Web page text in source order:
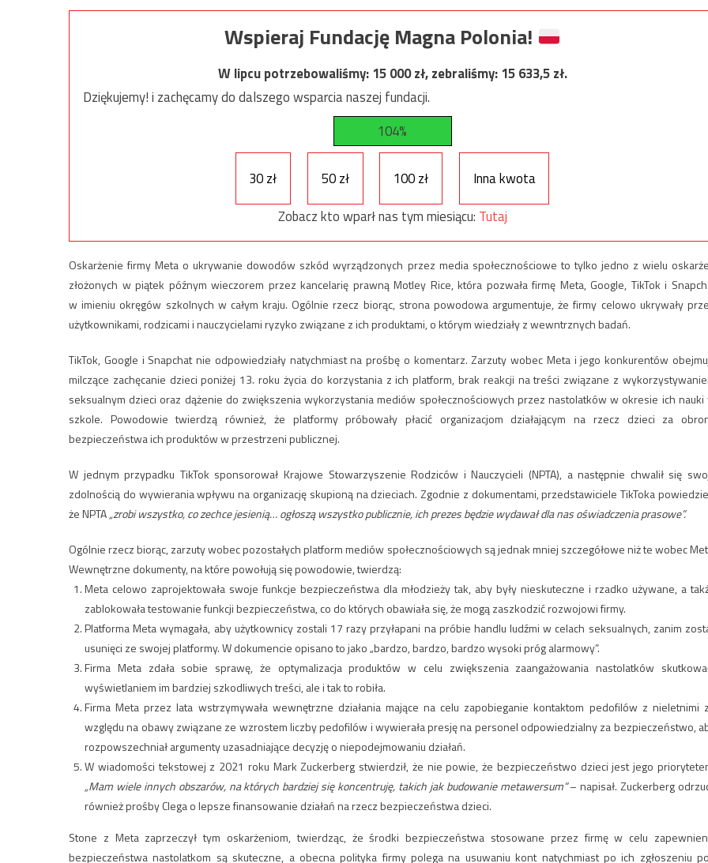
Wspieraj Fundację Magna Polonia!
W lipcu potrzebowaliśmy:15 000zł, zebraliśmy:15 633,5zł.
Dziękujemy! i zachęcamy do dalszego wsparcia naszej fundacji.
104%
30 zł 50 zł 100 zł
Inna kwota
Zobacz kto wparł nas tym miesiącu: Tutaj
Oskarżenie firmy Meta o ukrywanie dowodów szkód wyrządzonych przez media społecznościowe to tylko jedno z wielu
złożonych w piątek późnym wieczorem przez kancelarię prawną Motley Rice, która pozwała firmę Meta, Google, TikTok i
w imieniu okręgów szkolnych w całym kraju. Ogólnie rzecz biorąc, strona powodowa argumentuje, że firmy celowo ukrywały
użytkownikami, rodzicami i nauczycielami ryzyko związane z ich produktami, o którym wiedziały z wewntrznych badań.
TikTok, Google i Snapchat nie odpowiedziały natychmiast na prośbę o komentarz.Zarzuty wobec Meta i jego konkurentów
milczące zachęcanie dzieci poniżej 13. roku życia do korzystania z ich platform, brak reakcji na treści związane z
seksualnym dzieci oraz dążenie do zwiększenia wykorzystania mediów społecznościowych przez nastolatków w okresie ich nauki
szkole. Powodowie twierdzą również, że platformy próbowały płacić organizacjom działającym na rzecz dzieci za
bezpieczeństwa ich produktów w przestrzeni publicznej.
W jednym przypadku TikTok sponsorował Krajowe Stowarzyszenie Rodziców i Nauczycieli (NPTA), a następnie chwalił się
zdolnością do wywierania wpływu na organizację skupioną na dzieciach. Zgodnie z dokumentami, przedstawiciele TikToka
że NPTA„zrobi wszystko, co zechce jesienią… ogłoszą wszystko publicznie, ich prezes będzie wydawał dla nas oświadczenia prasowe”.
Ogólnie rzecz biorąc, zarzuty wobec pozostałych platform mediów społecznościowych są jednak mniej szczegółowe niż te wobec
Wewnętrzne dokumenty, na które powołują się powodowie, twierdzą:
Meta celowo zaprojektowała swoje funkcje bezpieczeństwa dla młodzieży tak, aby były nieskuteczne i rzadko używane, a
zablokowała testowanie funkcji bezpieczeństwa, co do których obawiała się, że mogą zaszkodzić rozwojowi firmy.
Platforma Meta wymagała, aby użytkownicy zostali 17 razy przyłapani na próbie handlu ludźmi w celach seksualnych, zanim
usunięci ze swojej platformy. W dokumencie opisano to jako „bardzo, bardzo, bardzo wysoki próg alarmowy”.
Firma Meta zdała sobie sprawę, że optymalizacja produktów w celu zwiększenia zaangażowania nastolatków
wyświetlaniem im bardziej szkodliwych treści, ale i tak to robiła.
Firma Meta przez lata wstrzymywała wewnętrzne działania mające na celu zapobieganie kontaktom pedofilów z nieletnimi
względu na obawy związane ze wzrostem liczby pedofilów i wywierała presję na personel odpowiedzialny za bezpieczeństwo,
rozpowszechniał argumenty uzasadniające decyzję o niepodejmowaniu działań.
W wiadomości tekstowej z 2021 roku Mark Zuckerberg stwierdził, że nie powie, że bezpieczeństwo dzieci jest jego
„Mam wiele innych obszarów, na których bardziej się koncentruję, takich jak budowanie metawersum”– napisał. Zuckerberg
również prośby Clega o lepsze finansowanie działań na rzecz bezpieczeństwa dzieci.
Stone z Meta zaprzeczył tym oskarżeniom, twierdząc, że środki bezpieczeństwa stosowane przez firmę w celu
bezpieczeństwa nastolatkom są skuteczne, a obecna polityka firmy polega na usuwaniu kont natychmiast po ich zgłoszeniu